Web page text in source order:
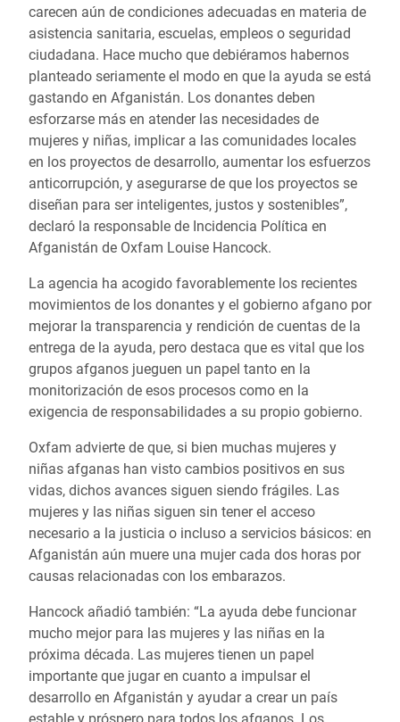
carecen aún de condiciones adecuadas en materia de
asistencia sanitaria, escuelas, empleos o seguridad
ciudadana. Hace mucho que debiéramos habernos
planteado seriamente el modo en que la ayuda se está
gastando en Afganistán. Los donantes deben
esforzarse más en atender las necesidades de
mujeres y niñas, implicar a las comunidades locales
en los proyectos de desarrollo, aumentar los esfuerzos
anticorrupción, y asegurarse de que los proyectos se
diseñan para ser inteligentes, justos y sostenibles”,
declaró la responsable de Incidencia Política en
Afganistán de Oxfam Louise Hancock.
La agencia ha acogido favorablemente los recientes
movimientos de los donantes y el gobierno afgano por
mejorar la transparencia y rendición de cuentas de la
entrega de la ayuda, pero destaca que es vital que los
grupos afganos jueguen un papel tanto en la
monitorización de esos procesos como en la
exigencia de responsabilidades a su propio gobierno.
Oxfam advierte de que, si bien muchas mujeres y
niñas afganas han visto cambios positivos en sus
vidas, dichos avances siguen siendo frágiles. Las
mujeres y las niñas siguen sin tener el acceso
necesario a la justicia o incluso a servicios básicos: en
Afganistán aún muere una mujer cada dos horas por
causas relacionadas con los embarazos.
Hancock añadió también: “La ayuda debe funcionar
mucho mejor para las mujeres y las niñas en la
próxima década. Las mujeres tienen un papel
importante que jugar en cuanto a impulsar el
desarrollo en Afganistán y ayudar a crear un país